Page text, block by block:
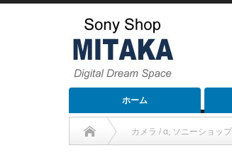
ホーム
カメラ / α, ソニーショップ